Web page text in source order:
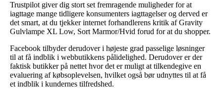
Trustpilot giver dig stort set fremragende muligheder for at
iagttage mange tidligere konsumenters iagttagelser og derved er
det smart, at du tjekker internet forhandlerens kritik af Gravity
Gulvlampe XL Low, Sort Marmor/Hvid forud for at du shopper.
Facebook tilbyder derudover i højeste grad passelige løsninger
til at få indblik i webbutikkens pålidelighed. Derudover er der
faktisk butikker på nettet hvor det er muligt at tilkendegive en
evaluering af købsoplevelsen, hvilket også bør udnyttes til at få
et indblik i kundernes tilfredshed.